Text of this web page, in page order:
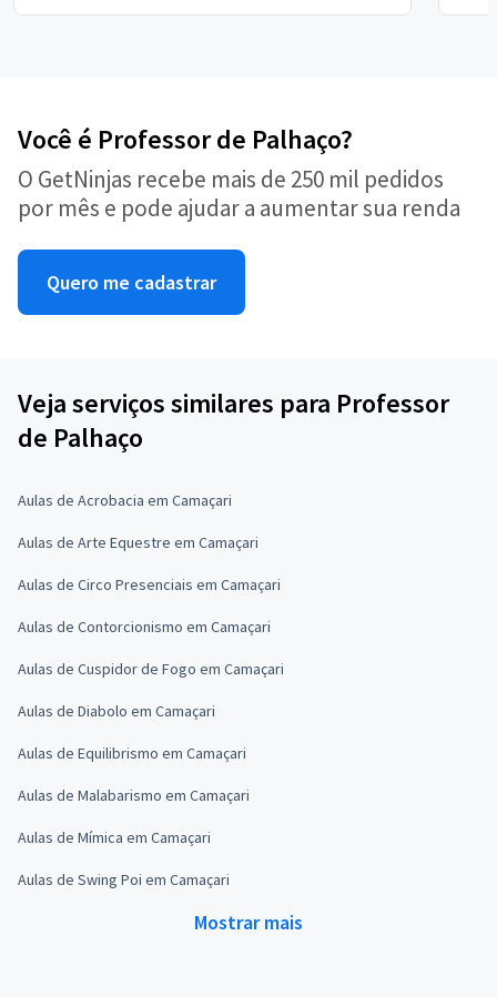
Você é Professor de Palhaço?
O GetNinjas recebe mais de 250 mil pedidos
por mês e pode ajudar a aumentar sua renda
Quero me cadastrar
Veja serviços similares para Professor
de Palhaço
Aulas de Acrobacia em Camaçari
Aulas de Arte Equestre em Camaçari
Aulas de Circo Presenciais em Camaçari
Aulas de Contorcionismo em Camaçari
Aulas de Cuspidor de Fogo em Camaçari
Aulas de Diabolo em Camaçari
Aulas de Equilibrismo em Camaçari
Aulas de Malabarismo em Camaçari
Aulas de Mímica em Camaçari
Aulas de Swing Poi em Camaçari
Mostrar mais